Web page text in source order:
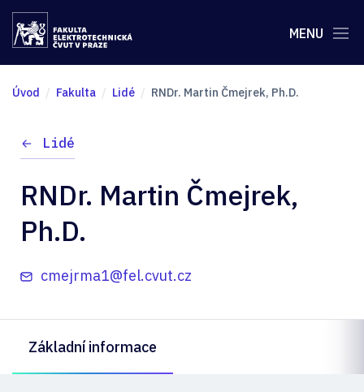
MENU
Úvod Fakulta Lidé RNDr. Martin Čmejrek, Ph.D.
Lidé
RNDr. Martin Čmejrek,
Ph.D.
cmejrma1@fel.cvut.cz
Základní informace